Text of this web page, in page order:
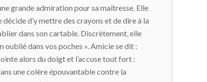
grande admiration pour sa maîtresse. Elle
d’y mettre des crayons et de dire à la
dans son cartable. Discrètement, elle
oublié dans vos poches ». Amicie se dit :
alors du doigt et l’accuse tout fort :
une colère épouvantable contre la